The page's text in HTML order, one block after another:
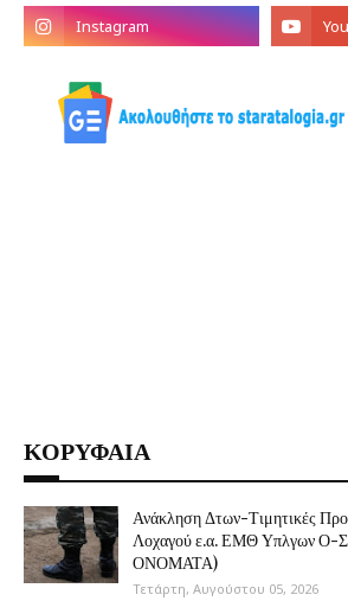
ΚΟΡΥΦΑΙΑ
Ανάκληση Δτων-Τιμητικές
Λοχαγού ε.α. ΕΜΘ Υπλγων
ΟΝΟΜΑΤΑ)
Τετάρτη, Αυγούστου 05, 2026